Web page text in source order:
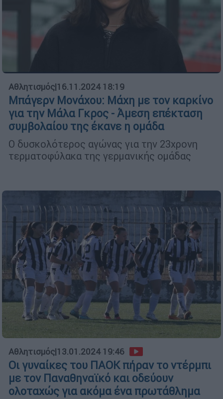
Αθλητισμός|16.11.2024 18:19
Μπάγερν Μονάχου: Μάχη με τον καρκίνο
για την Μάλα Γκρος - Άμεση επέκταση
συμβολαίου της έκανε η ομάδα
Ο δυσκολότερος αγώνας για την 23χρονη
τερματοφύλακα της γερμανικής ομάδας
Αθλητισμός|13.01.2024 19:46
Οι γυναίκες του ΠΑΟΚ πήραν το ντέρμπι
με τον Παναθηναϊκό και οδεύουν
ολοταχώς για ακόμα ένα πρωτάθλημα